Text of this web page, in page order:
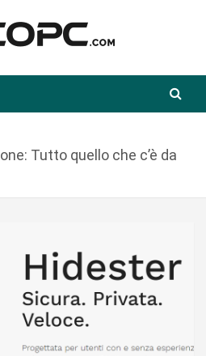
Tutto quello che c’è da